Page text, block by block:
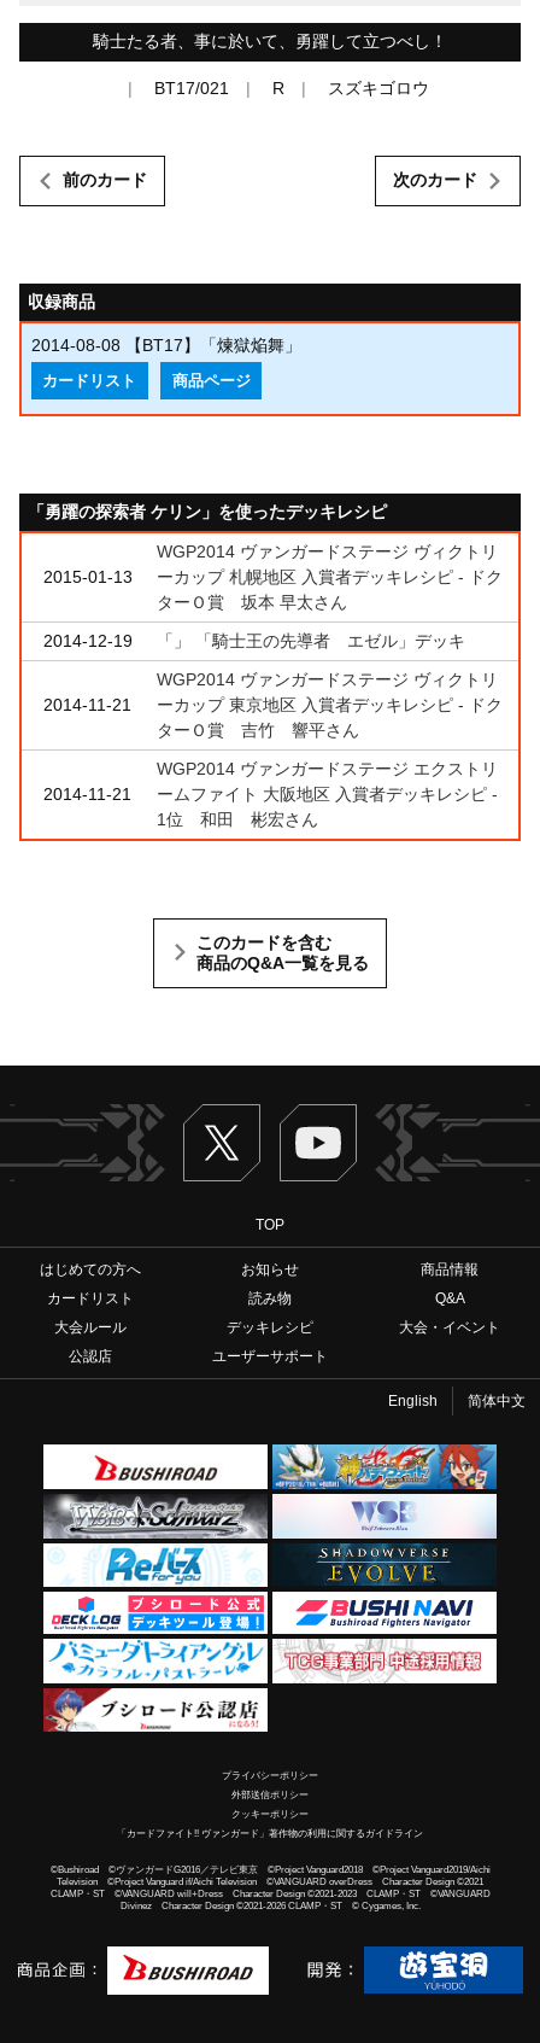
騎士たる者、事に於いて、勇躍して立つべし！
BT17/021 R スズキゴロウ
前のカード 次のカード
収録商品
2014-08-08 【BT17】「煉獄焔舞」
カードリスト 商品ページ
「勇躍の探索者 ケリン」を使ったデッキレシピ
2015-01-13
WGP2014 ヴァンガードステージ ヴィクトリ
ーカップ 札幌地区 入賞者デッキレシピ - ドク
ターＯ賞 坂本 早太さん
2014-12-19
「」 「騎士王の先導者 エゼル」デッキ
2014-11-21
WGP2014 ヴァンガードステージ ヴィクトリ
ーカップ 東京地区 入賞者デッキレシピ - ドク
ターＯ賞 吉竹 響平さん
2014-11-21
WGP2014 ヴァンガードステージ エクストリ
ームファイト 大阪地区 入賞者デッキレシピ -
1位 和田 彬宏さん
このカードを含む
商品のQ&A一覧を見る
Twitter ヴァンガードch
TOP
はじめての方へ お知らせ
商品情報
カードリスト
読み物
Q&A
大会ルール
デッキレシピ
大会・イベント
公認店
ユーザーサポート
English 简体中文
プライバシーポリシー
外部送信ポリシー
クッキーポリシー
「カードファイト!! ヴァンガード」著作物の利用に関するガイドライン
©Bushiroad ©ヴァンガードG2016／テレビ東京 ©Project Vanguard2018 ©Project Vanguard2019/Aichi
Television ©Project Vanguard if/Aichi Television ©VANGUARD overDress Character Design ©2021
CLAMP・ST ©VANGUARD will+Dress Character Design ©2021-2023 CLAMP・ST ©VANGUARD
Divinez Character Design ©2021-2026 CLAMP・ST © Cygames, Inc.